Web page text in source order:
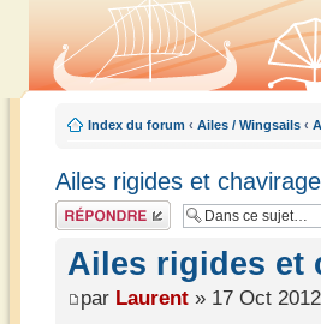
Index du forum ‹ Ailes / Wingsails ‹
Ailes rigides et
Répondre
Ailes rigides et
par Laurent » 17 Oct